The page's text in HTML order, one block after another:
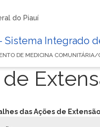
do Piauí
Sistema Integrado
DE MEDICINA COMUNITÁRIA/
das Ações de Extensão